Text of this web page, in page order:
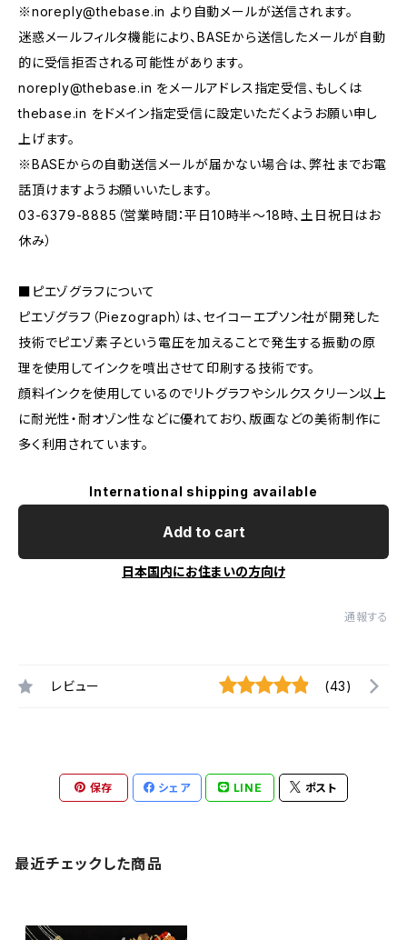
※noreply@thebase.in より自動メールが送信されます。
迷惑メールフィルタ機能により、BASEから送信したメールが自動
的に受信拒否される可能性があります。
noreply@thebase.in をメールアドレス指定受信、もしくは
thebase.in をドメイン指定受信に設定いただくようお願い申し
上げます。
※BASEからの自動送信メールが届かない場合は、弊社までお電
話頂けますようお願いいたします。
03-6379-8885（営業時間：平日10時半〜18時、土日祝日はお
休み）
■ピエゾグラフについて
ピエゾグラフ（Piezograph）は、セイコーエプソン社が開発した
技術でピエゾ素子という電圧を加えることで発生する振動の原
理を使用してインクを噴出させて印刷する技術です。
顔料インクを使用しているのでリトグラフやシルクスクリーン以上
に耐光性・耐オゾン性などに優れており、版画などの美術制作に
多く利用されています。
International shipping available
Add to cart
日本国内にお住まいの方向け
通報する
レビュー (43)
保存 シェア LINE ポスト
最近チェックした商品